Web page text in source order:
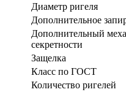
Диаметр ригеля
Дополнительное
Дополнительный
секретности
Защелка
Класс по ГОСТ
Количество ригелей